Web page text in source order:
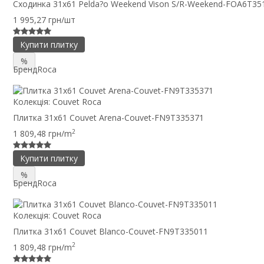
Сходинка 31x61 Pelda?o Weekend Vison S/R-Weekend-
1 995,27 грн/шт
Купити плитку
%
БрендRoca
Колекція: Couvet Roca
Плитка 31x61 Couvet Arena-Couvet-FN9T335371
1 809,48 грн/m2
Купити плитку
%
БрендRoca
Колекція: Couvet Roca
Плитка 31x61 Couvet Blanco-Couvet-FN9T335011
1 809,48 грн/m2